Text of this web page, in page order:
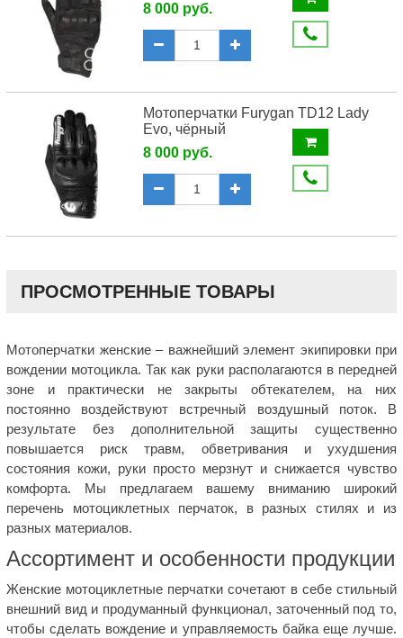
8 000 руб.
Мотоперчатки Furygan TD12 Lady
Evo, чёрный
8 000 руб.
ПРОСМОТРЕННЫЕ ТОВАРЫ
Мотоперчатки женские – важнейший элемент экипировки при
вождении мотоцикла. Так как руки располагаются в передней
зоне и практически не закрыты обтекателем, на них
постоянно воздействуют встречный воздушный поток. В
результате без дополнительной защиты существенно
повышается риск травм, обветривания и ухудшения
состояния кожи, руки просто мерзнут и снижается чувство
комфорта. Мы предлагаем вашему вниманию широкий
перечень мотоциклетных перчаток, в разных стилях и из
разных материалов.
Ассортимент и особенности продукции
Женские мотоциклетные перчатки сочетают в себе стильный
внешний вид и продуманный функционал, заточенный под то,
чтобы сделать вождение и управляемость байка еще лучше.